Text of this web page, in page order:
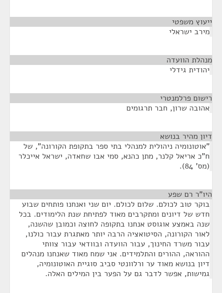
ייעוץ משפטי
מירב ישראלי
מנהלת הוועדה
יהודית גידלי
רישום פרלמנטרי
אהובה שרון, חבר תרגומים
דיון מהיר בנושא
"אוטונומיה ניהולית למנהלי בתי ספר בתקופת הקורונה", של
ח"כ אריאל קלנר, מתן כהנא, סמי אבו שחאדה, ישראל אייכלר
(מס' 84).
היו"ר רם שפע
בוקר טוב לכולם. שלום לכולם. יום שני ואנחנו פותחים שבוע
חדש של דיונים ומתקרבים מאוד לפתיחת שנת הלימודים. בכל
שנה באמצע אוגוסט אנחנו בתקופה לחוצה וכמובן שהשנה,
לאור הקורונה, הסיטואציה הרבה יותר מאתגרת עבור כולנו,
עבור משרד החינוך, עבור הוועדה ובוודאי עבור צוותי
ההוראה, ההורים והתלמידים. אני שמח מאוד שאנחנו מנהלים
דיון בנושא מאוד ער ורלוונטי סביב סוגיית האוטונומיה,
גמישות, אפשר לדבר גם על הפער בין המילים האלה.